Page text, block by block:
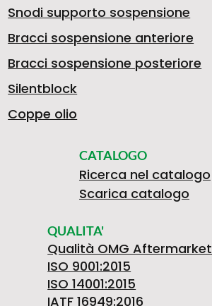
Snodi supporto sospensione
Bracci sospensione anteriore
Bracci sospensione posteriore
Silentblock
Coppe olio
CATALOGO
Ricerca nel catalogo
Scarica catalogo
QUALITA'
Qualità OMG Aftermarket
ISO 9001:2015
ISO 14001:2015
IATF 16949:2016